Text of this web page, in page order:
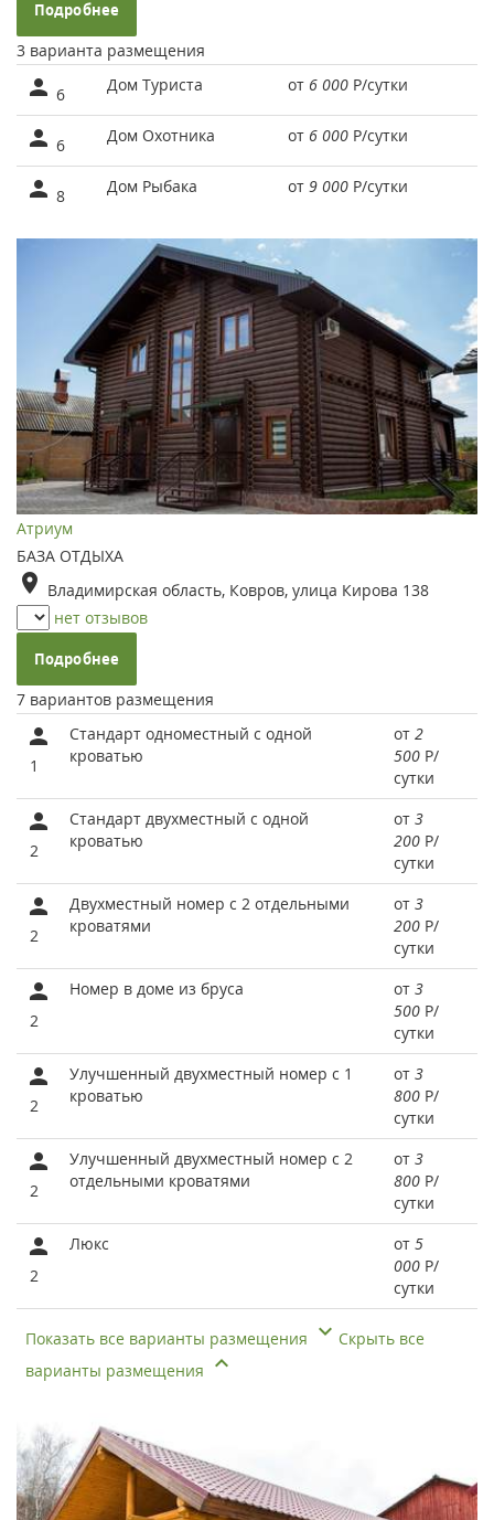
Подробнее
3 варианта размещения
6 Дом Туриста от 6 000 Р/сутки
6 Дом Охотника от 6 000 Р/сутки
8 Дом Рыбака от 9 000 Р/сутки
Атриум
БАЗА ОТДЫХА
Владимирская область, Ковров, улица Кирова 138
нет отзывов
Подробнее
7 вариантов размещения
1
Стандарт одноместный с одной
кроватью
от 2
500 Р/
сутки
2
Стандарт двухместный с одной
кроватью
от 3
200 Р/
сутки
2
Двухместный номер с 2 отдельными
кроватями
от 3
200 Р/
сутки
2
Номер в доме из бруса от 3
500 Р/
сутки
2
Улучшенный двухместный номер с 1
кроватью
от 3
800 Р/
сутки
2
Улучшенный двухместный номер с 2
отдельными кроватями
от 3
800 Р/
сутки
2
Люкс от 5
000 Р/
сутки
Показать все варианты размещения
Скрыть все
варианты размещения